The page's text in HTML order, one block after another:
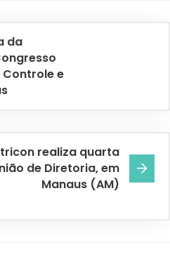
da
e
realiza quarta
de Diretoria, em
Manaus (AM)